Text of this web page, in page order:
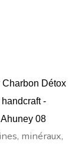
minéraux,